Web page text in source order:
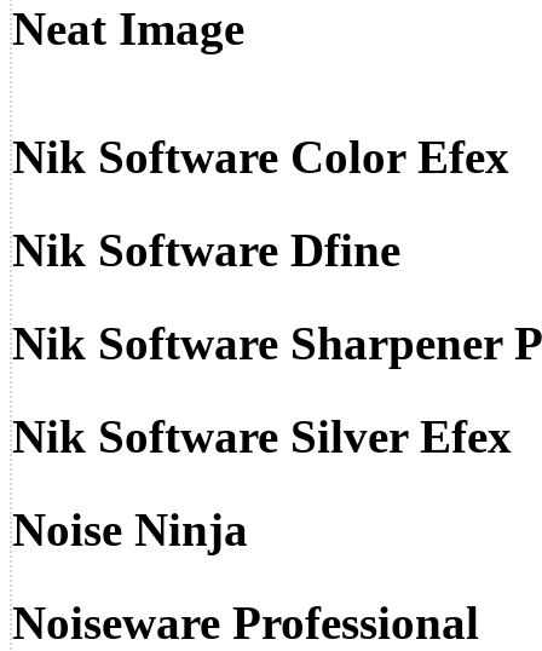
Neat Image
Nik Software Color Efex
Nik Software Dfine
Nik Software Sharpener
Nik Software Silver Efex
Noise Ninja
Noiseware Professional